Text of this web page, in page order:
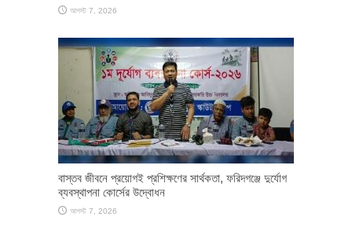
আগস্ট 7, 2026
​বাস্তব জীবনে প্রয়োগই প্রশিক্ষণের সার্থকতা, ফরিদগঞ্জে দুর্যোগ
ব্যবস্থাপনা কোর্সের উদ্বোধন
আগস্ট 7, 2026